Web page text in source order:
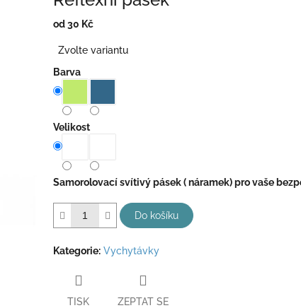
od30 Kč
cena:
Zvolte variantu
Barva
Velikost
Samorolovací svítivý pásek ( náramek) pro vaše
Do košíku
Kategorie: Vychytávky
TISK ZEPTAT SE